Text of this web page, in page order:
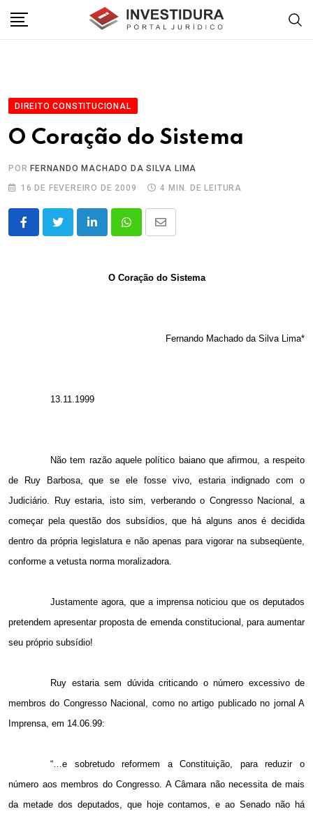
DIREITO CONSTITUCIONAL
O Coração do Sistema
POR FERNANDO MACHADO DA SILVA LIMA
16 DE FEVEREIRO DE 2009
4 MIN. DE LEITURA
LinkedInWhatsappShare
O Coração do Sistema
Fernando Machado da Silva Lima*
13.11.1999
Não tem razão aquele político baiano que afirmou, a respeito
de Ruy Barbosa, que se ele fosse vivo, estaria indignado com o
Judiciário. Ruy estaria, isto sim, verberando o Congresso Nacional, a
começar pela questão dos subsídios, que há alguns anos é decidida
dentro da própria legislatura e não apenas para vigorar na subseqüente,
conforme a vetusta norma moralizadora.
Justamente agora, que a imprensa noticiou que os deputados
pretendem apresentar proposta de emenda constitucional, para aumentar
seu próprio subsídio!
Ruy estaria sem dúvida criticando o número excessivo de
membros do Congresso Nacional, como no artigo publicado no jornal A
Imprensa, em 14.06.99:
“…e sobretudo reformem a Constituição, para reduzir o
número aos membros do Congresso. A Câmara não necessita de mais
da metade dos deputados, que hoje contamos, e ao Senado não há